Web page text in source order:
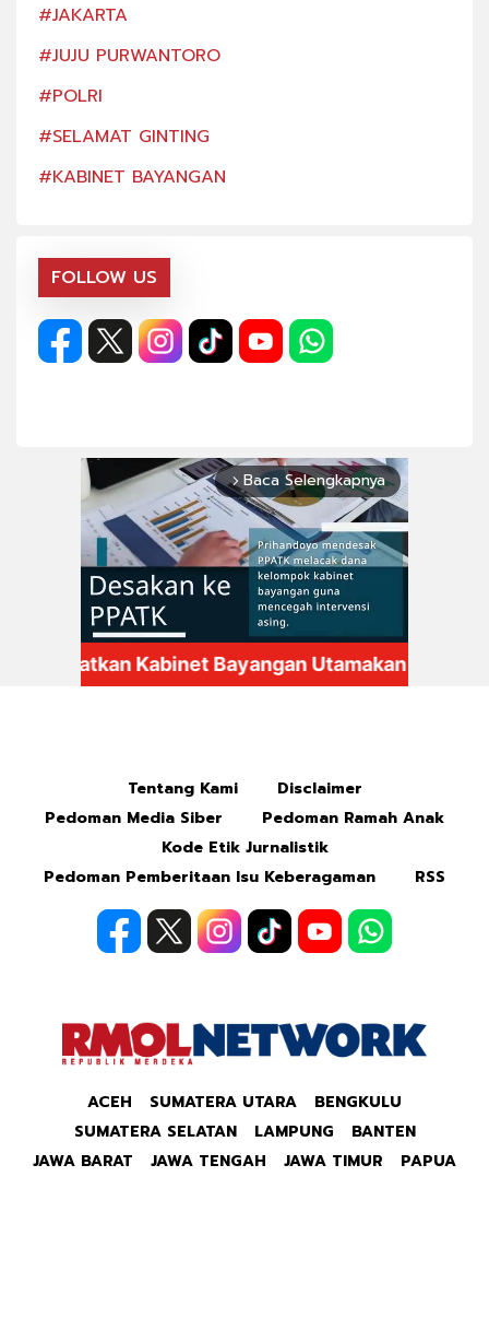
#JAKARTA
#JUJU PURWANTORO
#POLRI
#SELAMAT GINTING
#KABINET BAYANGAN
FOLLOW US
arrow_forward_ios Baca Selengkapnya
Tentang Kami
Disclaimer
Pedoman Media Siber
Pedoman Ramah Anak
Kode Etik Jurnalistik
Pedoman Pemberitaan Isu Keberagaman
RSS
ACEH SUMATERA UTARA
BENGKULU
SUMATERA SELATAN
LAMPUNG
BANTEN
JAWA BARAT
JAWA TENGAH JAWA TIMUR PAPUA